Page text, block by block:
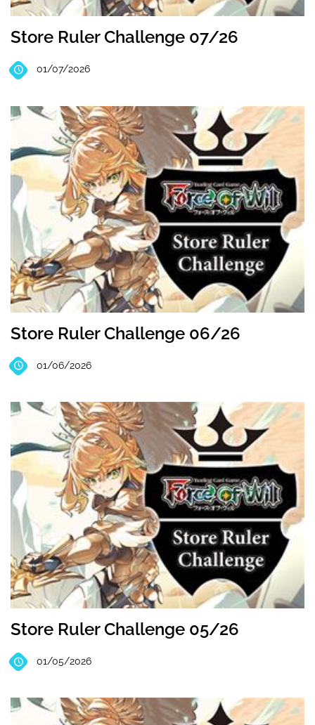
Store Ruler Challenge 07/26
01/07/2026
Store Ruler Challenge 06/26
01/06/2026
Store Ruler Challenge 05/26
01/05/2026